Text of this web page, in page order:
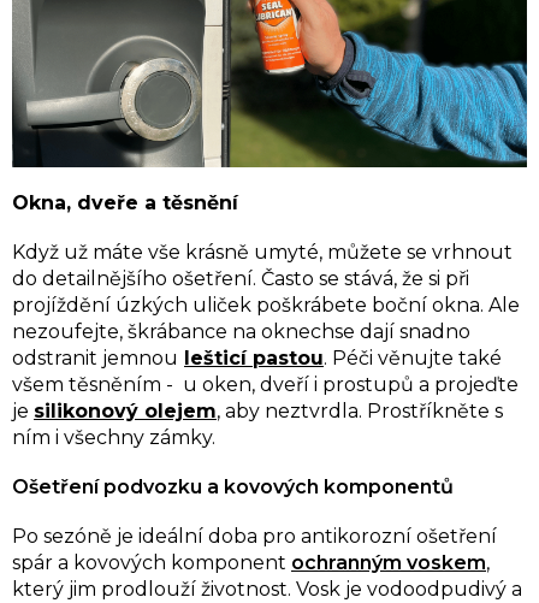
Okna, dveře a těsnění
Když už máte vše krásně umyté, můžete se vrhnout
do detailnějšího ošetření. Často se stává, že si při
projíždění úzkých uliček poškrábete boční okna. Ale
nezoufejte, škrábance na oknechse dají snadno
odstranit jemnou lešticí pastou. Péči věnujte také
všem těsněním - u oken, dveří i prostupů a projeďte
je silikonový olejem, aby neztvrdla. Prostříkněte s
ním i všechny zámky.
Ošetření podvozku a kovových komponentů
Po sezóně je ideální doba pro antikorozní ošetření
spár a kovových komponent ochranným voskem,
který jim prodlouží životnost. Vosk je vodoodpudivý a